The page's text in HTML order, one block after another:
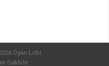
Oyun Lobi
Saklıdır.